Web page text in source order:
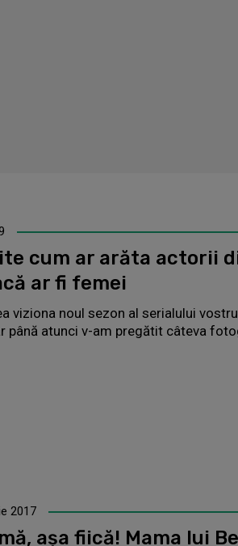
cum ar arăta actorii
ar fi femei
viziona noul sezon al serialului
până atunci v-am pregătit câteva
2017
așa fiică! Mama lui